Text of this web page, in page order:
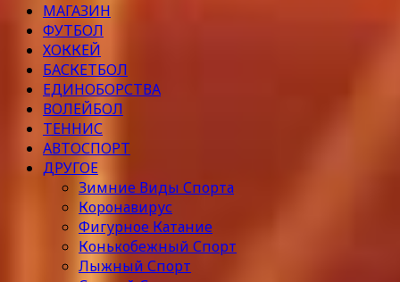
МАГАЗИН
ФУТБОЛ
ХОККЕЙ
БАСКЕТБОЛ
ЕДИНОБОРСТВА
ВОЛЕЙБОЛ
ТЕННИС
АВТОСПОРТ
ДРУГОЕ
Зимние Виды Спорта
Коронавирус
Фигурное Катание
Конькобежный Спорт
Лыжный Спорт